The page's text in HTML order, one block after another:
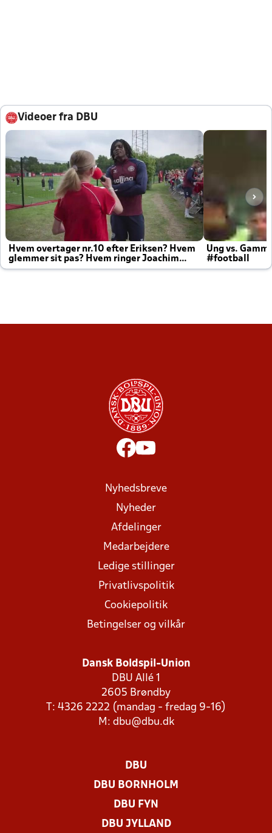
Videoer fra DBU
Hvem overtager nr.10 efter Eriksen? Hvem
glemmer sit pas? Hvem ringer Joachim
altid til efter kampe?
Ung vs.
#football
Nyhedsbreve
Nyheder
Afdelinger
Medarbejdere
Ledige stillinger
Privatlivspolitik
Cookiepolitik
Betingelser og vilkår
Dansk Boldspil-Union
DBU Allé 1
2605 Brøndby
T: 4326 2222 (mandag - fredag 9-16)
M: dbu@dbu.dk
DBU
DBU BORNHOLM
DBU FYN
DBU JYLLAND